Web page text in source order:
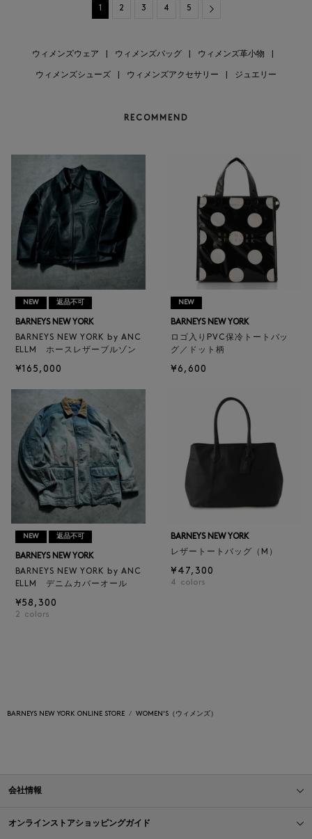
1 2 3 4 5 Next
ウィメンズウェア ウィメンズバッグ ウィメンズ革小物
ウィメンズシューズ ウィメンズアクセサリー ジュエリー
RECOMMEND
NEW 返品不可
BARNEYS NEW YORK
BARNEYS NEW YORK by ANC
ELLM ホースレザーブルゾン
¥165,000
NEW
BARNEYS NEW YORK
ロゴ入りPVC保冷トートバッ
グ／ドット柄
¥6,600
NEW 返品不可
BARNEYS NEW YORK
BARNEYS NEW YORK by ANC
ELLM デニムカバーオール
¥58,300
2 colors
BARNEYS NEW YORK
レザートートバッグ（M）
¥47,300
4 colors
BARNEYS NEW YORK ONLINE STORE WOMEN'S（ウィメンズ）
会社情報
オンラインストアショッピングガイド